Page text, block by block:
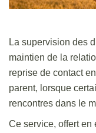
La supervision des
maintien de la
reprise de contact
parent, lorsque
rencontres dans le
Ce service, offert